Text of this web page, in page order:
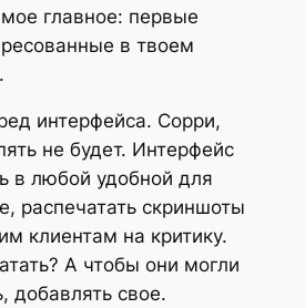
главное: первые
в твоем
интерфейса. Сорри,
не будет. Интерфейс
в любой удобной для
распечатать скриншоты
клиентам на критику.
А чтобы они могли
добавлять свое.